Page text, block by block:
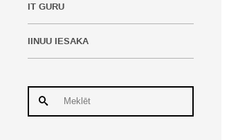
IT GURU
IINUU IESAKA